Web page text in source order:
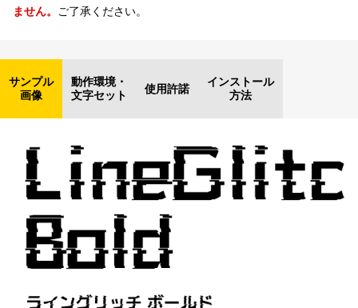
ません。 ご了承ください。
サンプル
画像
動作環境・
文字セット
使用許諾
インストール
方法